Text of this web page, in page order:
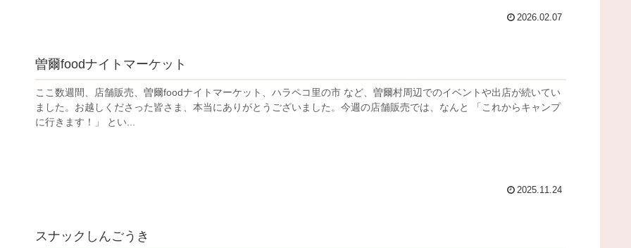
2026.02.07
曽爾foodナイトマーケット
ここ数週間、店舗販売、曽爾foodナイトマーケット、ハラペコ里の市 など、曽爾村周辺でのイベントや出店が続いてい
ました。お越しくださった皆さま、本当にありがとうございました。今週の店舗販売では、なんと 「これからキャンプ
に行きます！」 とい...
2025.11.24
スナックしんごうき